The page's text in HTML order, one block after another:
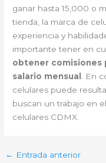
ganar hasta 15,000 o
tienda, la marca de
experiencia y
importante tener en
obtener comisiones
salario mensual
. En
celulares puede
buscan un trabajo en
celulares CDMX.
← Entrada anterior